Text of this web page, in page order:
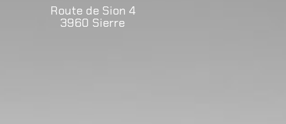
Route de Sion 4
3960 Sierre